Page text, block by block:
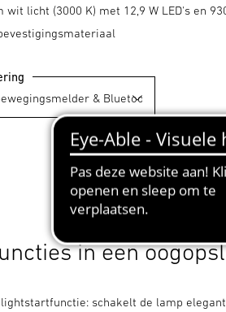
wit licht (3000 K) met 12,9 W LED's en
in een
schakelt de lamp